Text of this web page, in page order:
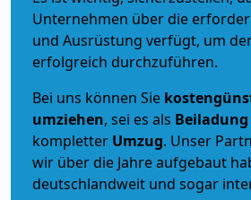
Unternehmen über die
und Ausrüstung verfügt, um
erfolgreich durchzuführen.
Bei uns können Sie
umziehen, sei es als Beiladung
kompletter Umzug. Unser
wir über die Jahre aufgebaut
deutschlandweit und sogar